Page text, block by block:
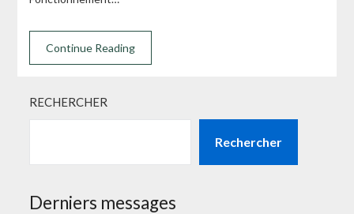
Continue Reading
RECHERCHER
Rechercher
Derniers messages